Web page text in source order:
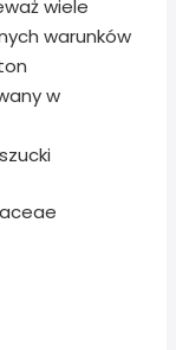
wiele
warunków
w